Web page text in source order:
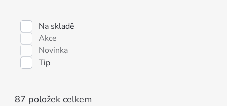
Na skladě
Akce
Novinka
Tip
87 položek celkem